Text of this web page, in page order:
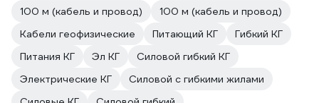
100 м (кабель и провод)
100 м (кабель и провод)
Кабели геофизические
Питающий КГ
Гибкий КГ
Питания КГ
Эл КГ
Силовой гибкий КГ
Электрические КГ
Силовой с гибкими жилами